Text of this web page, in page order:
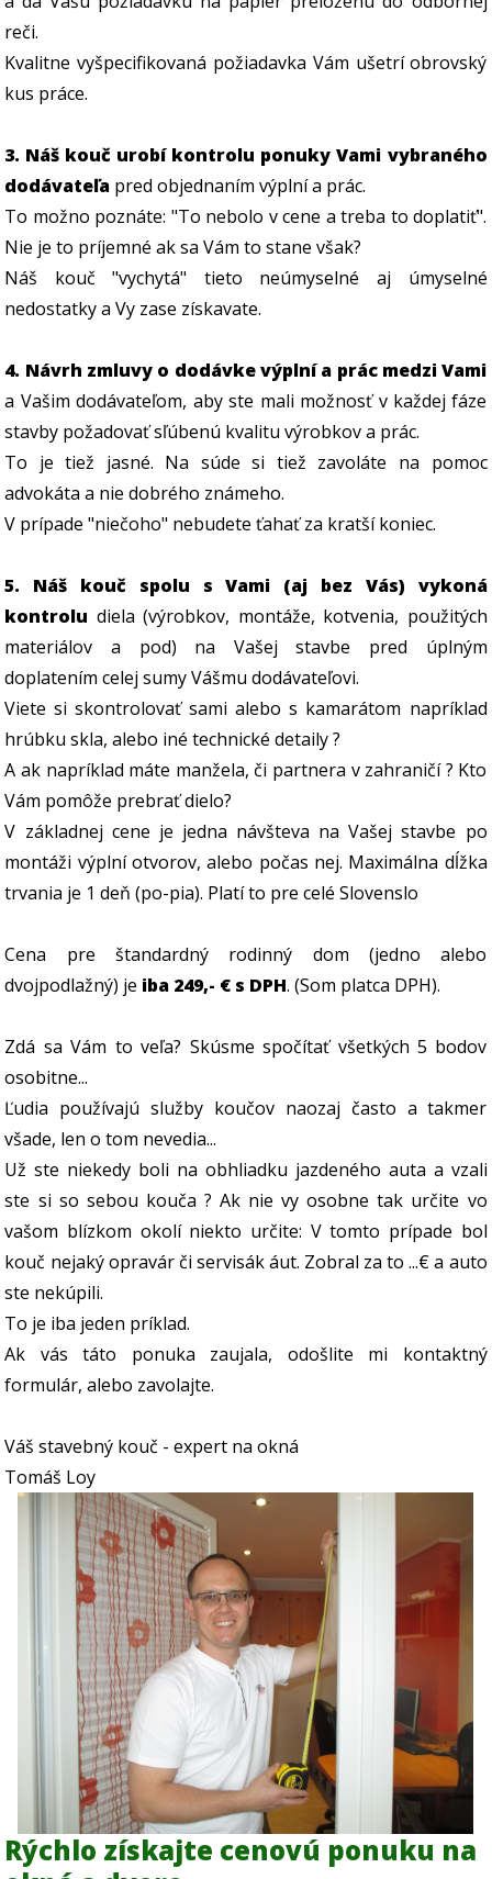
reči.
Kvalitne vyšpecifikovaná požiadavka Vám ušetrí obrovský
kus práce.
3. Náš kouč urobí kontrolu ponuky Vami vybraného
dodávateľa pred objednaním výplní a prác.
To možno poznáte: "To nebolo v cene a treba to doplatiť".
Nie je to príjemné ak sa Vám to stane však?
Náš kouč "vychytá" tieto neúmyselné aj úmyselné
nedostatky a Vy zase získavate.
4. Návrh zmluvy o dodávke výplní a prác medzi Vami
a Vašim dodávateľom, aby ste mali možnosť v každej fáze
stavby požadovať sľúbenú kvalitu výrobkov a prác.
To je tiež jasné. Na súde si tiež zavoláte na pomoc
advokáta a nie dobrého známeho.
V prípade "niečoho" nebudete ťahať za kratší koniec.
5. Náš kouč spolu s Vami (aj bez Vás) vykoná
kontrolu diela (výrobkov, montáže, kotvenia, použitých
materiálov a pod) na Vašej stavbe pred úplným
doplatením celej sumy Vášmu dodávateľovi.
Viete si skontrolovať sami alebo s kamarátom napríklad
hrúbku skla, alebo iné technické detaily ?
A ak napríklad máte manžela, či partnera v zahraničí ? Kto
Vám pomôže prebrať dielo?
V základnej cene je jedna návšteva na Vašej stavbe po
montáži výplní otvorov, alebo počas nej. Maximálna dĺžka
trvania je 1 deň (po-pia). Platí to pre celé Slovenslo
Cena pre štandardný rodinný dom (jedno alebo
dvojpodlažný) je iba 249,- € s DPH. (Som platca DPH).
Zdá sa Vám to veľa? Skúsme spočítať všetkých 5 bodov
osobitne...
Ľudia používajú služby koučov naozaj často a takmer
všade, len o tom nevedia...
Už ste niekedy boli na obhliadku jazdeného auta a vzali
ste si so sebou kouča ? Ak nie vy osobne tak určite vo
vašom blízkom okolí niekto určite: V tomto prípade bol
kouč nejaký opravár či servisák áut. Zobral za to ...€ a auto
ste nekúpili.
To je iba jeden príklad.
Ak vás táto ponuka zaujala, odošlite mi kontaktný
formulár, alebo zavolajte.
Váš stavebný kouč - expert na okná
Tomáš Loy
Rýchlo získajte cenovú ponuku na